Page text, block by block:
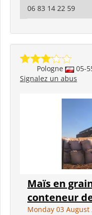
06 83 14 22 59
Pologne 05-
Signalez un abus
Maïs en
conteneur
Monday 03 August